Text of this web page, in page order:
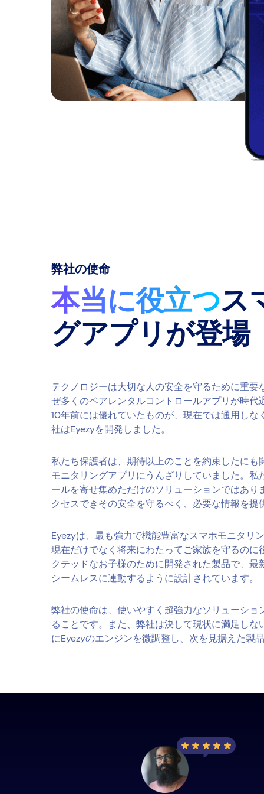
弊社の使命
本当に役立つス
グアプリが登場
テクノロジーは大切な人の安全を守るために重
ぜ多くのペアレンタルコントロールアプリが時
10年前には優れていたものが、現在では通用し
社はEyezyを開発しました。
私たち保護者は、期待以上のことを約束したに
モニタリングアプリにうんざりしていました。
ールを寄せ集めただけのソリューションではあ
クセスできその安全を守るべく、必要な情報を
Eyezyは、最も強力で機能豊富なスマホモニタリ
現在だけでなく将来にわたってご家族を守るの
クテッドなお子様のために開発された製品で、
シームレスに連動するように設計されています。
弊社の使命は、使いやすく超強力なソリューシ
ることです。また、弊社は決して現状に満足し
にEyezyのエンジンを微調整し、次を見据えた製